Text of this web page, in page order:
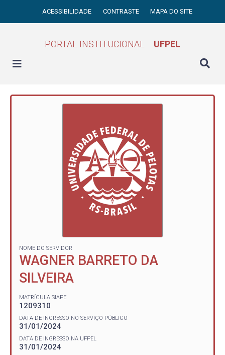
ACESSIBILIDADE CONTRASTE MAPA DO SITE
PORTAL INSTITUCIONAL UFPEL
NOME DO SERVIDOR
WAGNER BARRETO DA
SILVEIRA
MATRÍCULA SIAPE
1209310
DATA DE INGRESSO NO SERVIÇO PÚBLICO
31/01/2024
DATA DE INGRESSO NA UFPEL
31/01/2024